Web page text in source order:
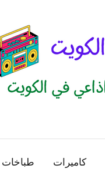
الكويت
منصة
اذاعيةكاميرات طباخات